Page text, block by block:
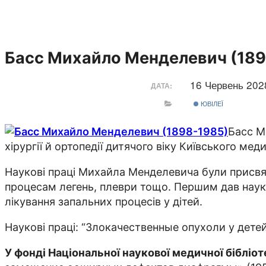
Басс Михайло Менделевич
ДАТА: 16 Червень
ЮВІЛЕЇ
Басс
хірургії й ортопедії дитячого віку Київського
Наукові праці Михайла Менделевича були
процесам легень, плеври тощо. Першим дав
лікування запальних процесів у дітей.
Наукові праці: “Злокачественные опухоли у
У фонді Національної наукової медичної